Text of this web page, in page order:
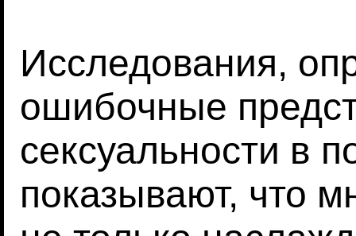
Исследования,
ошибочные
сексуальности в
показывают, что